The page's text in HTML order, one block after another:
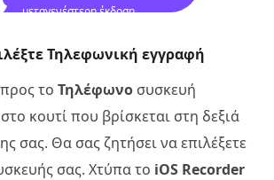
μεταγενέστερη έκδοση
Τηλεφωνική εγγραφή
το Τηλέφωνο συσκευή
κουτί που βρίσκεται στη δεξιά
σας. Θα σας ζητήσει να επιλέξετε
σας. Χτύπα το iOS Recorder